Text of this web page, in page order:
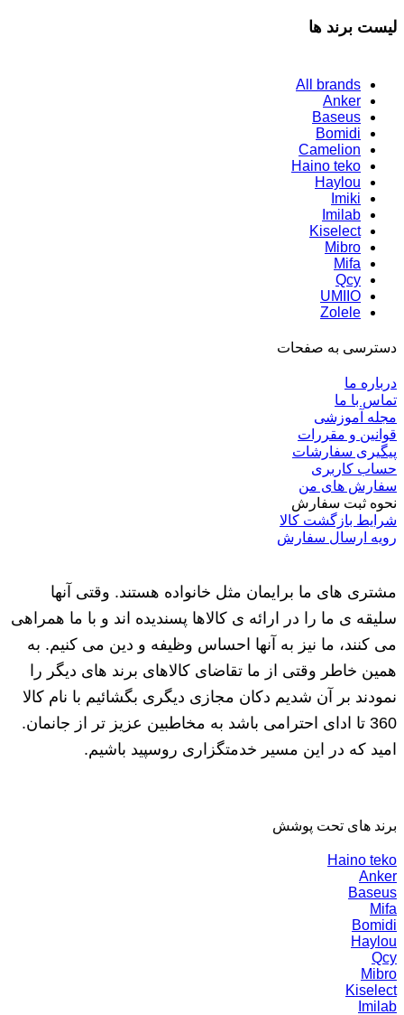
لیست برند ها
All brands
Anker
Baseus
Bomidi
Camelion
Haino teko
Haylou
Imiki
Imilab
Kiselect
Mibro
Mifa
Qcy
UMIIO
Zolele
دسترسی به صفحات
درباره ما
تماس با ما
مجله آموزشی
قوانین و مقررات
پیگیری سفارشات
حساب کاربری
سفارش های من
نحوه ثبت سفارش
شرایط بازگشت کالا
رویه ارسال سفارش
مشتری های ما برایمان مثل خانواده هستند. وقتی آنها
سلیقه ی ما را در ارائه ی کالاها پسندیده اند و با ما همراهی
می کنند، ما نیز به آنها احساس وظیفه و دین می کنیم. به
همین خاطر وقتی از ما تقاضای کالاهای برند های دیگر را
نمودند بر آن شدیم دکان مجازی دیگری بگشائیم با نام کالا
360 تا ادای احترامی باشد به مخاطبین عزیز تر از جانمان.
امید که در این مسیر خدمتگزاری روسپید باشیم.
برند های تحت پوشش
Haino teko
Anker
Baseus
Mifa
Bomidi
Haylou
Qcy
Mibro
Kiselect
Imilab